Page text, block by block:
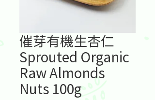
催芽有機生杏仁
Sprouted Organic
Raw Almonds
Nuts 100g